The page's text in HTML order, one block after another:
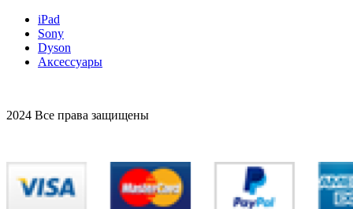
iPad
Sony
Dyson
Аксессуары
2024 Все права защищены